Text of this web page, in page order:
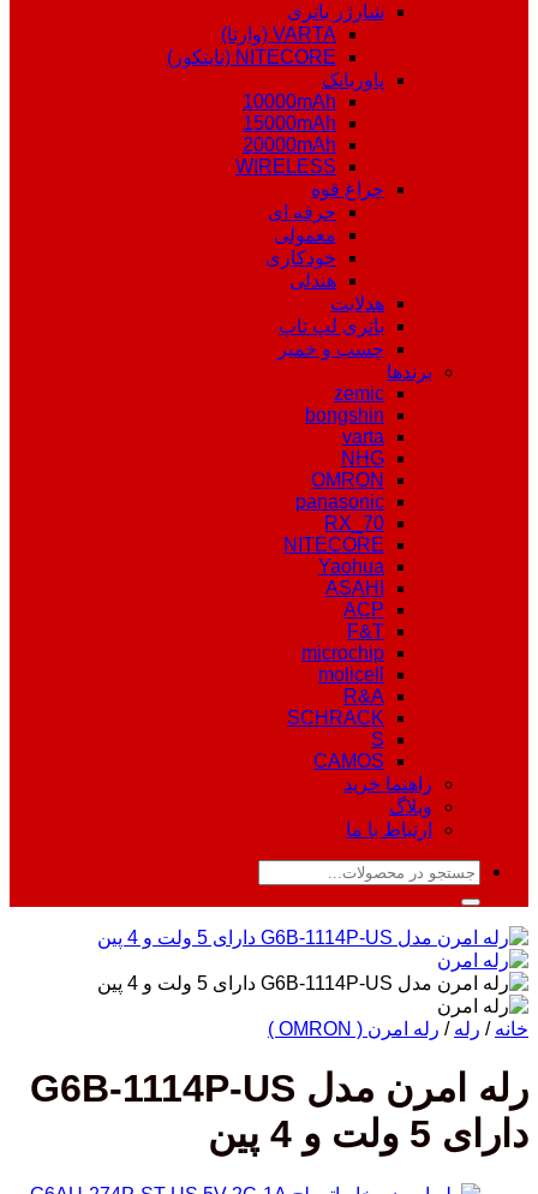
شارژر باتری
VARTA (وارتا)
NITECORE (نایتکور)
پاوربانک
10000mAh
15000mAh
20000mAh
WIRELESS
چراغ قوه
حرفه ای
معمولی
خودکاری
هندلی
هدلایت
باتری لپ تاپ
چسب و خمیر
برندها
zemic
bongshin
varta
NHG
OMRON
panasonic
RX_70
NITECORE
Yaohua
ASAHI
ACP
F&T
microchip
molicell
R&A
SCHRACK
S
CAMOS
راهنما خرید
وبلاگ
ارتباط با ما
جستجو
خانه / رله / رله امرن ( OMRON )
رله امرن مدل G6B-1114P-US
دارای 5 ولت و 4 پین